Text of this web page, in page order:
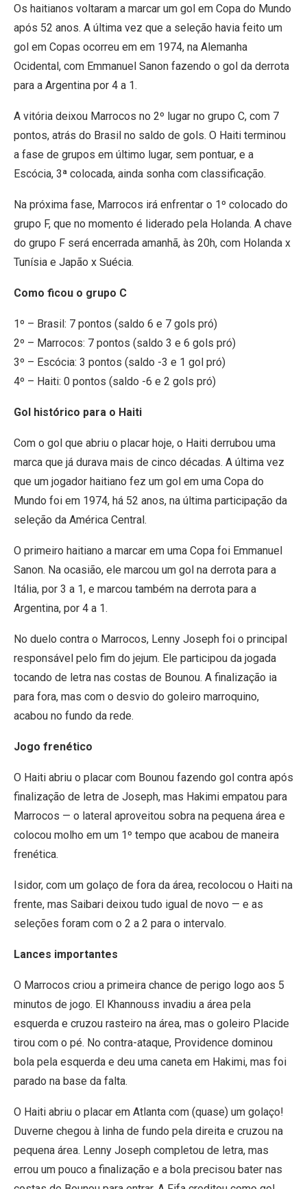
Os haitianos voltaram a marcar um gol em Copa do Mundo
após 52 anos. A última vez que a seleção havia feito um
gol em Copas ocorreu em em 1974, na Alemanha
Ocidental, com Emmanuel Sanon fazendo o gol da derrota
para a Argentina por 4 a 1.
A vitória deixou Marrocos no 2º lugar no grupo C, com 7
pontos, atrás do Brasil no saldo de gols. O Haiti terminou
a fase de grupos em último lugar, sem pontuar, e a
Escócia, 3ª colocada, ainda sonha com classificação.
Na próxima fase, Marrocos irá enfrentar o 1º colocado do
grupo F, que no momento é liderado pela Holanda. A chave
do grupo F será encerrada amanhã, às 20h, com Holanda x
Tunísia e Japão x Suécia.
Como ficou o grupo C
1º – Brasil: 7 pontos (saldo 6 e 7 gols pró)
2º – Marrocos: 7 pontos (saldo 3 e 6 gols pró)
3º – Escócia: 3 pontos (saldo -3 e 1 gol pró)
4º – Haiti: 0 pontos (saldo -6 e 2 gols pró)
Gol histórico para o Haiti
Com o gol que abriu o placar hoje, o Haiti derrubou uma
marca que já durava mais de cinco décadas. A última vez
que um jogador haitiano fez um gol em uma Copa do
Mundo foi em 1974, há 52 anos, na última participação da
seleção da América Central.
O primeiro haitiano a marcar em uma Copa foi Emmanuel
Sanon. Na ocasião, ele marcou um gol na derrota para a
Itália, por 3 a 1, e marcou também na derrota para a
Argentina, por 4 a 1.
No duelo contra o Marrocos, Lenny Joseph foi o principal
responsável pelo fim do jejum. Ele participou da jogada
tocando de letra nas costas de Bounou. A finalização ia
para fora, mas com o desvio do goleiro marroquino,
acabou no fundo da rede.
Jogo frenético
O Haiti abriu o placar com Bounou fazendo gol contra após
finalização de letra de Joseph, mas Hakimi empatou para
Marrocos — o lateral aproveitou sobra na pequena área e
colocou molho em um 1º tempo que acabou de maneira
frenética.
Isidor, com um golaço de fora da área, recolocou o Haiti na
frente, mas Saibari deixou tudo igual de novo — e as
seleções foram com o 2 a 2 para o intervalo.
Lances importantes
O Marrocos criou a primeira chance de perigo logo aos 5
minutos de jogo. El Khannouss invadiu a área pela
esquerda e cruzou rasteiro na área, mas o goleiro Placide
tirou com o pé. No contra-ataque, Providence dominou
bola pela esquerda e deu uma caneta em Hakimi, mas foi
parado na base da falta.
O Haiti abriu o placar em Atlanta com (quase) um golaço!
Duverne chegou à linha de fundo pela direita e cruzou na
pequena área. Lenny Joseph completou de letra, mas
errou um pouco a finalização e a bola precisou bater nas